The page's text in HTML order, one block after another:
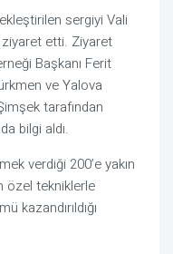
sergiyi Vali
etti. Ziyaret
Başkanı Ferit
ve Yalova
tarafından
bilgi aldı.
verdiği 200’e yakın
özel tekniklerle
kazandırıldığı